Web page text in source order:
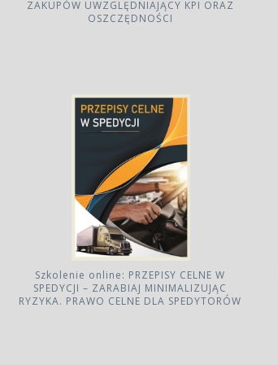
ZAKUPÓW UWZGLĘDNIAJĄCY KPI ORAZ
OSZCZĘDNOŚCI
Szkolenie online: PRZEPISY CELNE W
SPEDYCJI – ZARABIAJ MINIMALIZUJĄC
RYZYKA. PRAWO CELNE DLA SPEDYTORÓW